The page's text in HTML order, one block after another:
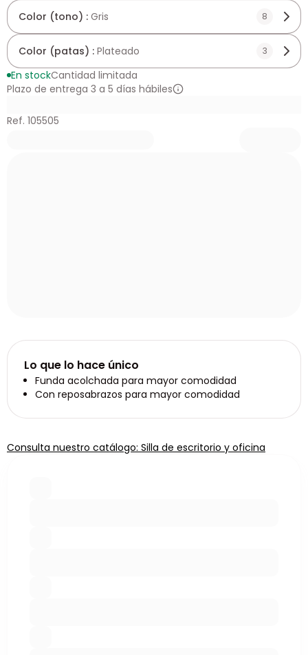
Color (tono) : Gris 8
Color (patas) : Plateado 3
En stockCantidad limitada
Plazo de entrega 3 a 5 días hábiles
Ref. 105505
Lo que lo hace único
Funda acolchada para mayor comodidad
Con reposabrazos para mayor comodidad
Consulta nuestro catálogo: Silla de escritorio y oficina